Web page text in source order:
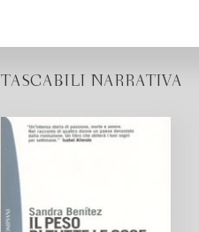
TASCABILI NARRATIVA